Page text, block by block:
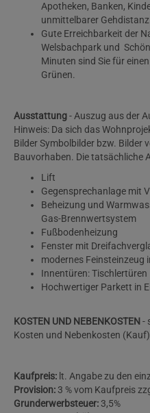
Apotheken, Banken,
unmittelbarer
Gute Erreichbarkeit der
Welsbachpark und
Minuten sind Sie für
Grünen.
Ausstattung- Auszug aus der
Hinweis: Da sich das
Bilder Symbolbilder bzw. Bilder
Bauvorhaben. Die tatsächliche
Lift
Gegensprechanlage mit
Beheizung und
Gas-Brennwertsystem
Fußbodenheizung
Fenster mit
modernes Feinsteinzeug
Innentüren: Tischlertüren
Hochwertiger Parkett in
KOSTEN UND NEBENKOSTEN -
Kosten und Nebenkosten (Kauf)
Kaufpreis: lt. Angabe zu den
Provision: 3 % vom Kaufpreis
Grunderwerbsteuer: 3,5%